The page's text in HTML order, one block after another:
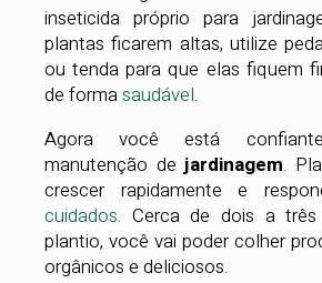
inseticida próprio para
plantas ficarem altas, utilize
ou tenda para que elas fiquem
de formasaudável.
Agora você está
manutenção dejardinagem.
crescer rapidamente e
cuidados. Cerca de dois a
plantio, você vai poder colher
orgânicos e deliciosos.